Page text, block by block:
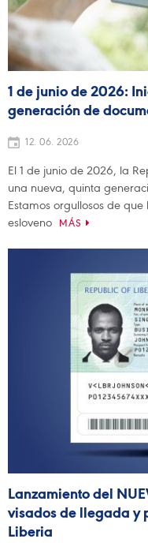
1 de junio de 2026:
generación de
12. 06. 2026
El 1 de junio de 2026, la
una nueva, quinta
Estamos orgullosos de
esloveno
MÁS
Lanzamiento del
visados de llegada y
Liberia